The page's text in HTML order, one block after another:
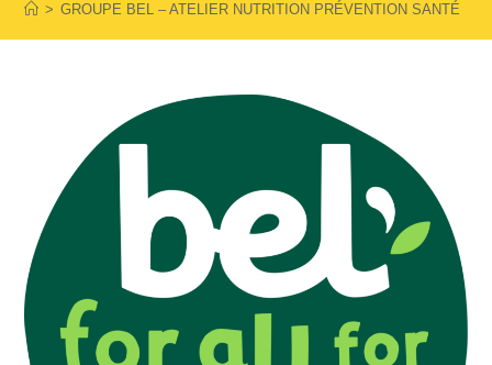
> GROUPE BEL – ATELIER NUTRITION PRÉVENTION SANTÉ